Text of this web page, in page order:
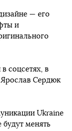
— его
и
соцсетях, в
Ярослав Сердюк
Ukraine
менять